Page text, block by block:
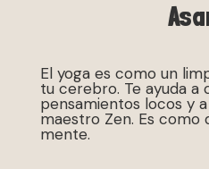
El yoga es como un
tu cerebro. Te ayuda a
pensamientos locos y
maestro Zen. Es como
mente.